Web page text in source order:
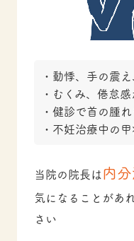
動悸、手の震
むくみ、倦怠感
健診で首の腫
不妊治療中の
当院の院長は内
気になることがあ
さい